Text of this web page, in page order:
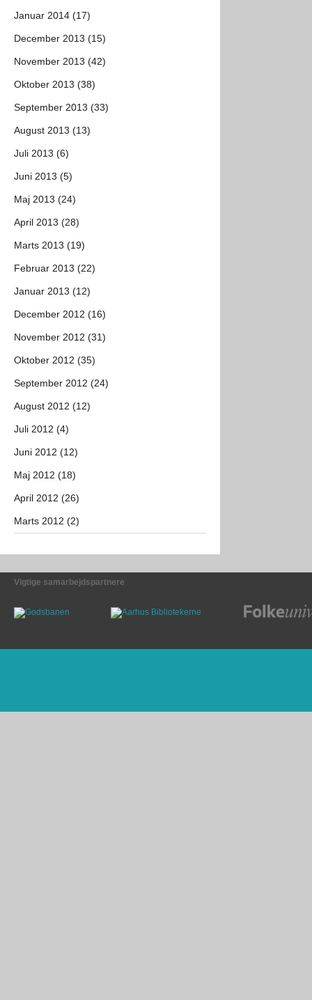
Januar 2014 (17)
December 2013 (15)
November 2013 (42)
Oktober 2013 (38)
September 2013 (33)
August 2013 (13)
Juli 2013 (6)
Juni 2013 (5)
Maj 2013 (24)
April 2013 (28)
Marts 2013 (19)
Februar 2013 (22)
Januar 2013 (12)
December 2012 (16)
November 2012 (31)
Oktober 2012 (35)
September 2012 (24)
August 2012 (12)
Juli 2012 (4)
Juni 2012 (12)
Maj 2012 (18)
April 2012 (26)
Marts 2012 (2)
Vigtige samarbejdspartnere